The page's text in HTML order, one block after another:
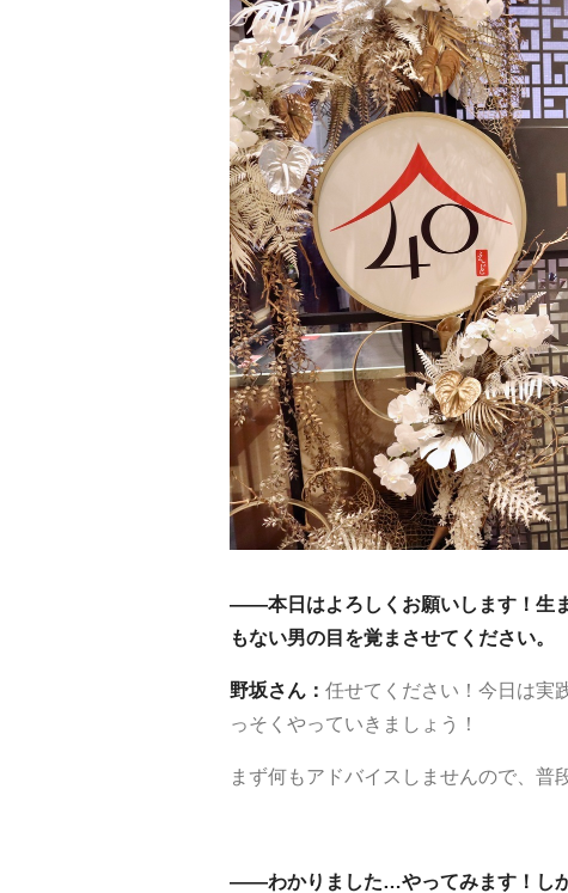
——本日はよろしくお願いします！生
もない男の目を覚まさせてください。
野坂さん： 任せてください！今日は実
っそくやっていきましょう！
まず何もアドバイスしませんので、普
——わかりました…やってみます！しか